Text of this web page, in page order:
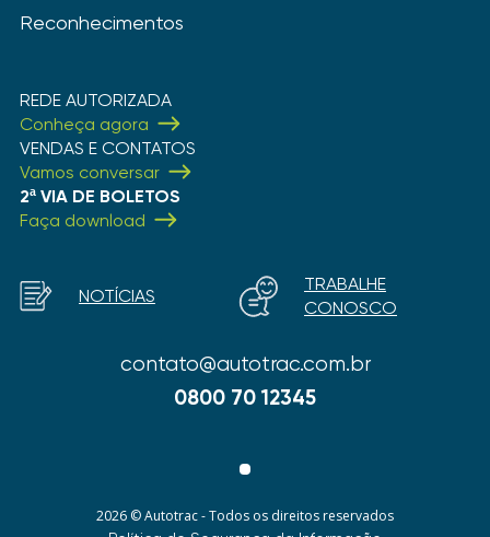
Reconhecimentos
REDE AUTORIZADA
Conheça agora
VENDAS E CONTATOS
Vamos conversar
2ª VIA DE BOLETOS
Faça download
contato@autotrac.com.br
0800 70 12345
NOTÍCIAS
TRABALHE
CONOSCO
2026 © Autotrac - Todos os direitos reservados